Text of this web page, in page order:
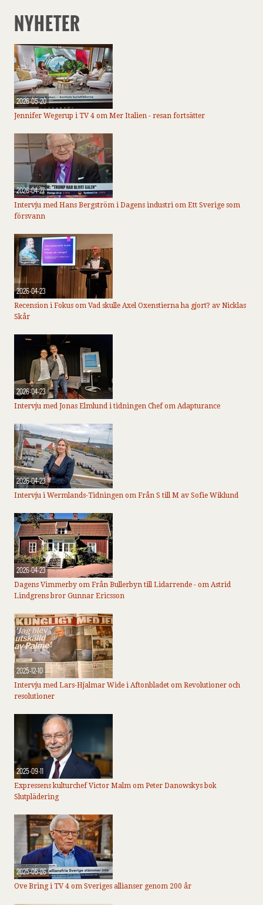
NYHETER
2026-05-20
Jennifer Wegerup i TV 4 om Mer Italien - resan fortsätter
2026-04-27
Intervju med Hans Bergström i Dagens industri om Ett Sverige som
försvann
2026-04-23
Recension i Fokus om Vad skulle Axel Oxenstierna ha gjort? av Nicklas
Skår
2026-04-23
Intervju med Jonas Elmlund i tidningen Chef om Adapturance
2026-04-23
Intervju i Wermlands-Tidningen om Från S till M av Sofie Wiklund
2026-04-23
Dagens Vimmerby om Från Bullerbyn till Lidarrende - om Astrid
Lindgrens bror Gunnar Ericsson
2025-12-10
Intervju med Lars-Hjalmar Wide i Aftonbladet om Revolutioner och
resolutioner
2025-09-11
Expressens kulturchef Victor Malm om Peter Danowskys bok
Slutplädering
2025-05-26
Ove Bring i TV 4 om Sveriges allianser genom 200 år